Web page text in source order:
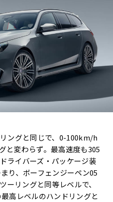
ングと同じで、0-100km/h
と変わらず。最高速度も305
ライバーズ・パッケージ装
り、ボーフェンジーペン05
ーリングと同等レベルで、
高レベルのハンドリングと